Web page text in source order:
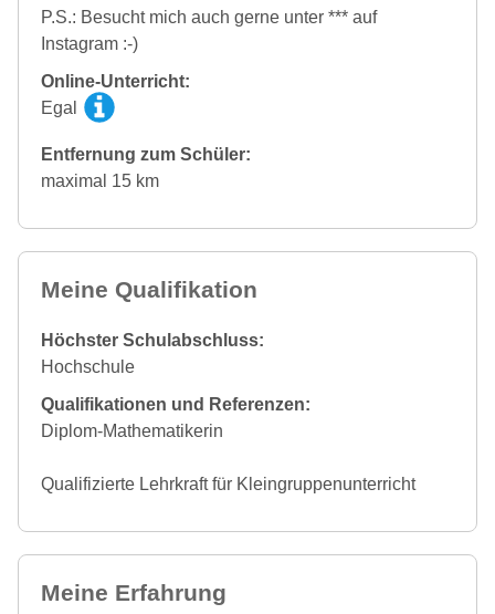
P.S.: Besucht mich auch gerne unter *** auf
Instagram :-)
Online-Unterricht:
Egal
Entfernung zum Schüler:
maximal 15 km
Meine Qualifikation
Höchster Schulabschluss:
Hochschule
Qualifikationen und Referenzen:
Diplom-Mathematikerin
Qualifizierte Lehrkraft für Kleingruppenunterricht
Meine Erfahrung